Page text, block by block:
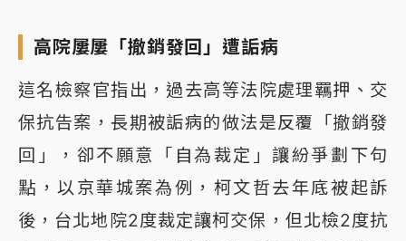
高院屢屢「撤銷發回」遭詬病
這名檢察官指出，過去高等法院處理羈押、交
保抗告案，長期被詬病的做法是反覆「撤銷發
回」，卻不願意「自為裁定」讓紛爭劃下句
點，以京華城案為例，柯文哲去年底被起訴
後，台北地院2度裁定讓柯交保，但北檢2度抗